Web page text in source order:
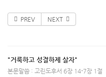
PREV NEXT
"거룩하고 성결하제 살자"
본문말씀 : 고린도후서 6장 14-7장 1절